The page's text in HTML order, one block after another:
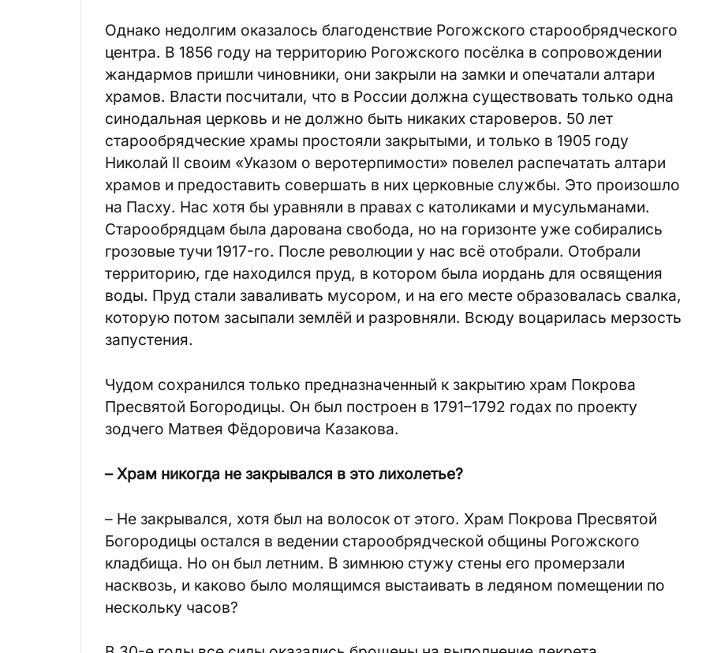
Однако недолгим оказалось благоденствие Рогожского старообрядческого
центра. В 1856 году на территорию Рогожского посёлка в сопровождении
жандармов пришли чиновники, они закрыли на замки и опечатали алтари
храмов. Власти посчитали, что в России должна существовать только одна
синодальная церковь и не должно быть никаких староверов. 50 лет
старообрядческие храмы простояли закрытыми, и только в 1905 году
Николай II своим «Указом о веротерпимости» повелел распечатать алтари
храмов и предоставить совершать в них церковные службы. Это произошло
на Пасху. Нас хотя бы уравняли в правах с католиками и мусульманами.
Старообрядцам была дарована свобода, но на горизонте уже собирались
грозовые тучи 1917-го. После революции у нас всё отобрали. Отобрали
территорию, где находился пруд, в котором была иордань для освящения
воды. Пруд стали заваливать мусором, и на его месте образовалась свалка,
которую потом засыпали землёй и разровняли. Всюду воцарилась мерзость
запустения.
Чудом сохранился только предназначенный к закрытию храм Покрова
Пресвятой Богородицы. Он был построен в 1791–1792 годах по проекту
зодчего Матвея Фёдоровича Казакова.
– Храм никогда не закрывался в это лихолетье?
– Не закрывался, хотя был на волосок от этого. Храм Покрова Пресвятой
Богородицы остался в ведении старообрядческой общины Рогожского
кладбища. Но он был летним. В зимнюю стужу стены его промерзали
насквозь, и каково было молящимся выстаивать в ледяном помещении по
нескольку часов?